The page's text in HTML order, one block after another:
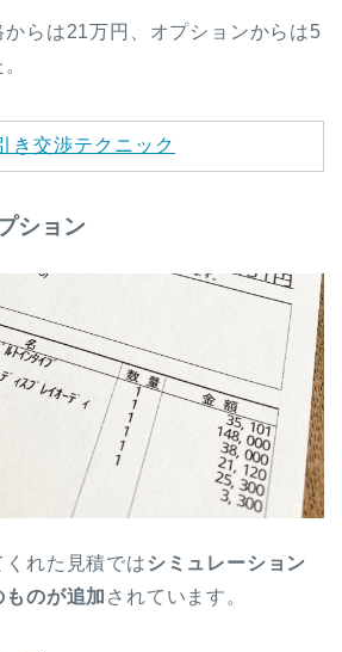
らは21万円、オプションからは5
き交渉テクニック
ション
れた見積では シミュレーション
のが追加 されています。